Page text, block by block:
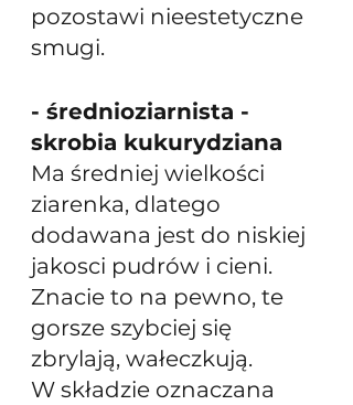
pozostawi nieestetyczne
smugi.
- średnioziarnista -
skrobia kukurydziana
Ma średniej wielkości
ziarenka, dlatego
dodawana jest do niskiej
jakosci pudrów i cieni.
Znacie to na pewno, te
gorsze szybciej się
zbrylają, wałeczkują.
W składzie oznaczana